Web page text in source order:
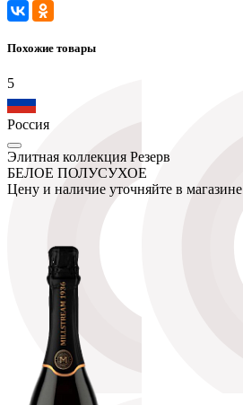
Похожие товары
5
Россия
Элитная коллекция Резерв
БЕЛОЕ ПОЛУСУХОЕ
Цену и наличие уточняйте в магазине